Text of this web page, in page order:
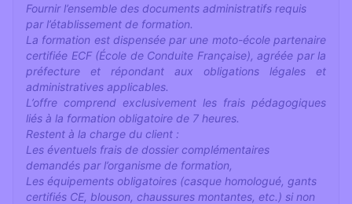
Fournir l’ensemble des documents administratifs requis
par l’établissement de formation.
La formation est dispensée par une moto-école partenaire
certifiée ECF (École de Conduite Française), agréée par la
préfecture et répondant aux obligations légales et
administratives applicables.
L’offre comprend exclusivement les frais pédagogiques
liés à la formation obligatoire de 7 heures.
Restent à la charge du client :
Les éventuels frais de dossier complémentaires
demandés par l’organisme de formation,
Les équipements obligatoires (casque homologué, gants
certifiés CE, blouson, chaussures montantes, etc.) si non